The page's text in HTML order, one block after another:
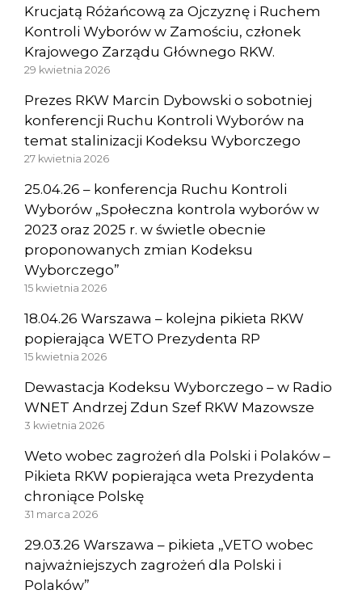
Krucjatą Różańcową za Ojczyznę i Ruchem
Kontroli Wyborów w Zamościu, członek
Krajowego Zarządu Głównego RKW.
29 kwietnia 2026
Prezes RKW Marcin Dybowski o sobotniej
konferencji Ruchu Kontroli Wyborów na
temat stalinizacji Kodeksu Wyborczego
27 kwietnia 2026
25.04.26 – konferencja Ruchu Kontroli
Wyborów „Społeczna kontrola wyborów w
2023 oraz 2025 r. w świetle obecnie
proponowanych zmian Kodeksu
Wyborczego”
15 kwietnia 2026
18.04.26 Warszawa – kolejna pikieta RKW
popierająca WETO Prezydenta RP
15 kwietnia 2026
Dewastacja Kodeksu Wyborczego – w Radio
WNET Andrzej Zdun Szef RKW Mazowsze
3 kwietnia 2026
Weto wobec zagrożeń dla Polski i Polaków –
Pikieta RKW popierająca weta Prezydenta
chroniące Polskę
31 marca 2026
29.03.26 Warszawa – pikieta „VETO wobec
najważniejszych zagrożeń dla Polski i
Polaków”